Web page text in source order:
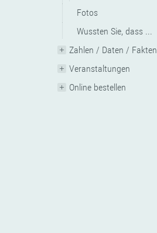
Fotos
Wussten Sie, dass ...
Zahlen / Daten / Fakten
Veranstaltungen
Online bestellen